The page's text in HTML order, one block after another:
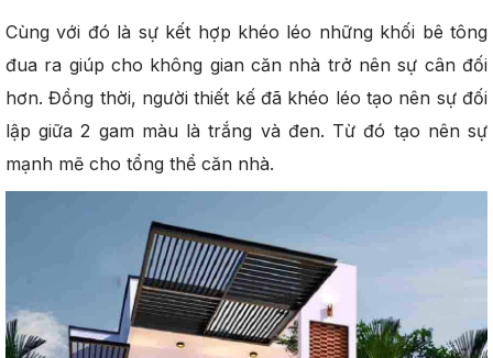
Cùng với đó là sự kết hợp khéo léo những khối bê tông
đua ra giúp cho không gian căn nhà trở nên sự cân đối
hơn. Đồng thời, người thiết kế đã khéo léo tạo nên sự đối
lập giữa 2 gam màu là trắng và đen. Từ đó tạo nên sự
mạnh mẽ cho tổng thể căn nhà.